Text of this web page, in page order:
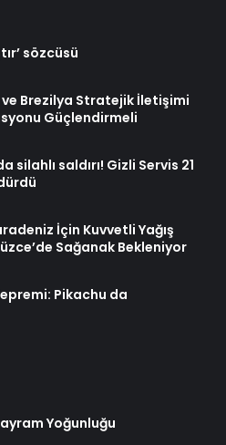
sözcüsü
ve Brezilya Stratejik İletişimi
Güçlendirmeli
silahlı saldırı! Gizli Servis 21
İçin Kuvvetli Yağış
Sağanak Bekleniyor
Pikachu da
Yoğunluğu